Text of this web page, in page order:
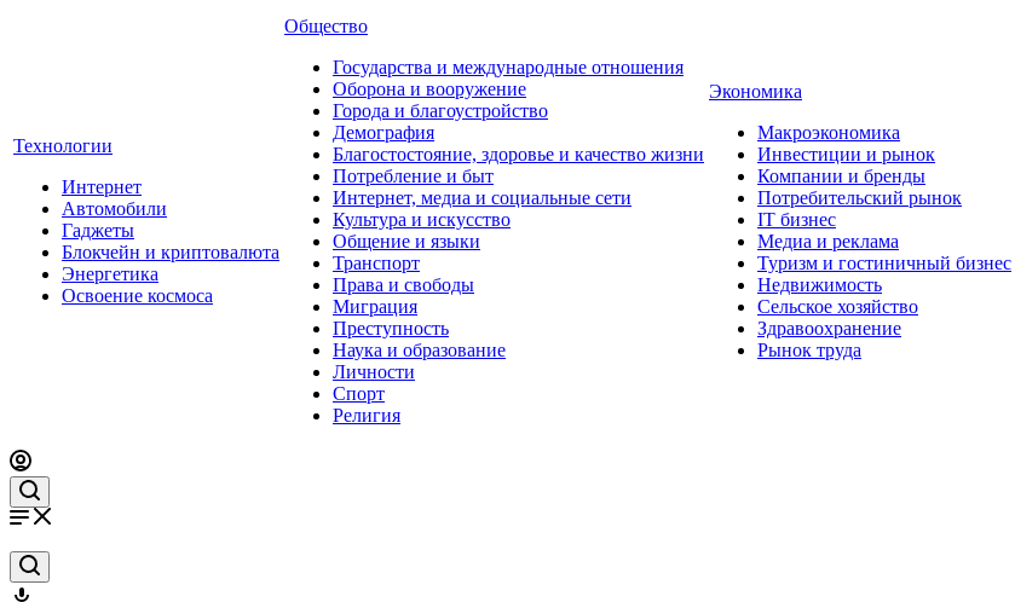
Технологии
Интернет
Автомобили
Гаджеты
Блокчейн и криптовалюта
Энергетика
Освоение космоса
Общество
Государства и международные отношения
Оборона и вооружение
Города и благоустройство
Демография
Благостостояние, здоровье и качество жизни
Потребление и быт
Интернет, медиа и социальные сети
Культура и искусство
Общение и языки
Транспорт
Права и свободы
Миграция
Преступность
Наука и образование
Личности
Спорт
Религия
Экономика
Макроэкономика
Инвестиции и рынок
Компании и бренды
Потребительский рынок
IT бизнес
Медиа и реклама
Туризм и гостиничный бизнес
Недвижимость
Сельское хозяйство
Здравоохранение
Рынок труда